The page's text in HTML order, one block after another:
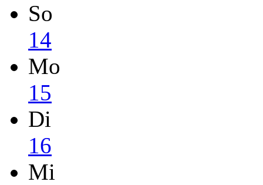
So
14
Mo
15
Di
16
Mi